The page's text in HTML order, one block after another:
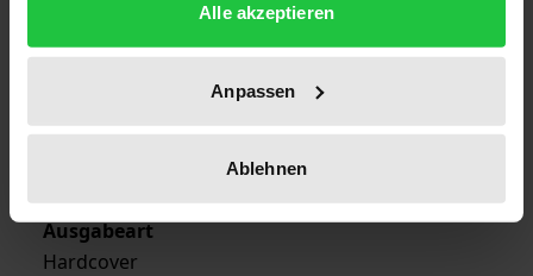
Alle akzeptieren
Anpassen
Ablehnen
Erscheinungsjahr
Ausgabeart
Hardcover